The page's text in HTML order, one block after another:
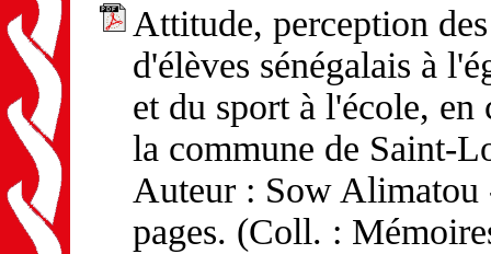
Attitude, perception
d'élèves sénégalais à
et du sport à l'école, en
la commune de Saint-
Auteur : Sow Alimatou
pages. (Coll. :